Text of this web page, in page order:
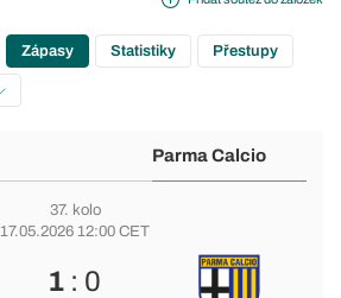
Zápasy Statistiky Přestupy
Parma Calcio
37. kolo
17.05.2026 12:00 CET
1 : 0